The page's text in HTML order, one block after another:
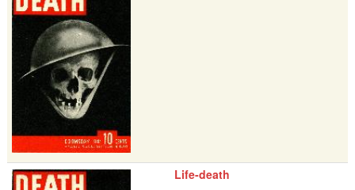
Life-death